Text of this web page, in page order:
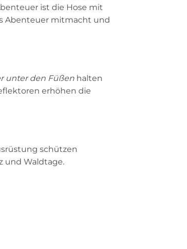
ist die Hose mit
Abenteuer mitmacht und
unter den Füßen halten
erhöhen die
schützen
und Waldtage.